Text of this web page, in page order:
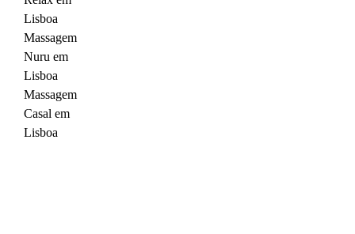
Lisboa
Massagem
Nuru em
Lisboa
Massagem
Casal em
Lisboa